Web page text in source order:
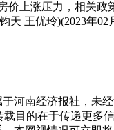
涨压力，相关政
天 王优玲)(2023年02
南经济报社，未
目的在于传递更